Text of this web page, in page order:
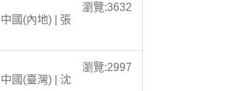
瀏覽:3632
中國(內地) | 張
瀏覽:2997
中國(臺灣) | 沈